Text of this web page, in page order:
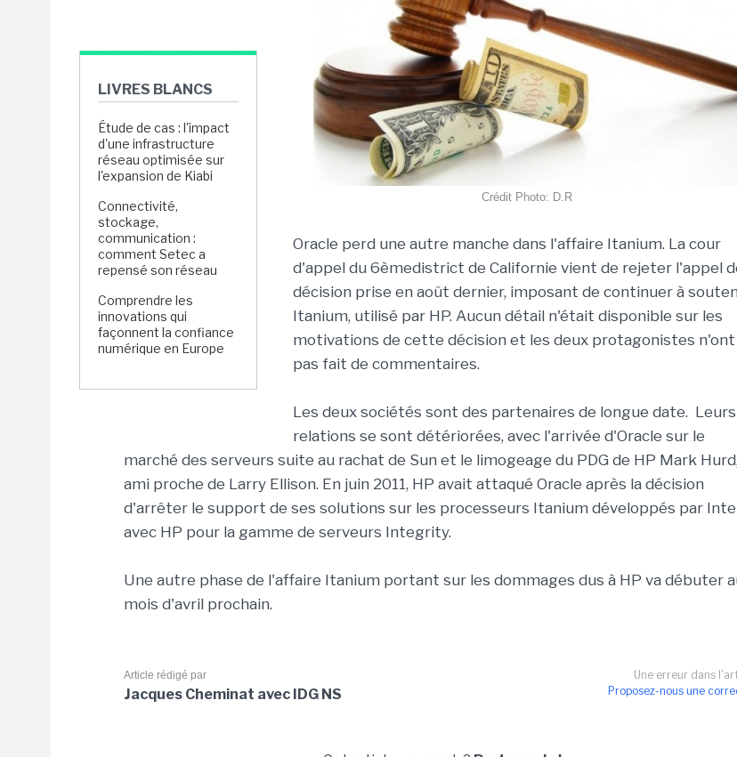
LIVRES BLANCS
Étude de cas : l'impact
d'une infrastructure
réseau optimisée sur
l'expansion de Kiabi
Connectivité,
stockage,
communication :
comment Setec a
repensé son réseau
Comprendre les
innovations qui
façonnent la confiance
numérique en Europe
Crédit Photo: D.R
Oracle perd une autre manche dans l'affaire Itanium. La cour
d'appel du 6èmedistrict de Californie vient de rejeter l'appel
décision prise en août dernier, imposant de continuer à
Itanium, utilisé par HP. Aucun détail n'était disponible sur les
motivations de cette décision et les deux protagonistes n'ont
pas fait de commentaires.
Les deux sociétés sont des partenaires de longue date. Leurs
relations se sont détériorées, avec l'arrivée d'Oracle sur le
marché des serveurs suite au rachat de Sun et le limogeage du PDG de HP Mark
ami proche de Larry Ellison. En juin 2011, HP avait attaqué Oracle après la décision
d'arrêter le support de ses solutions sur les processeurs Itanium développés par
avec HP pour la gamme de serveurs Integrity.
Une autre phase de l'affaire Itanium portant sur les dommages dus à HP va débuter
mois d'avril prochain.
Une erreur dans
Proposez-nous une
Article rédigé par
Jacques Cheminat avec IDG NS